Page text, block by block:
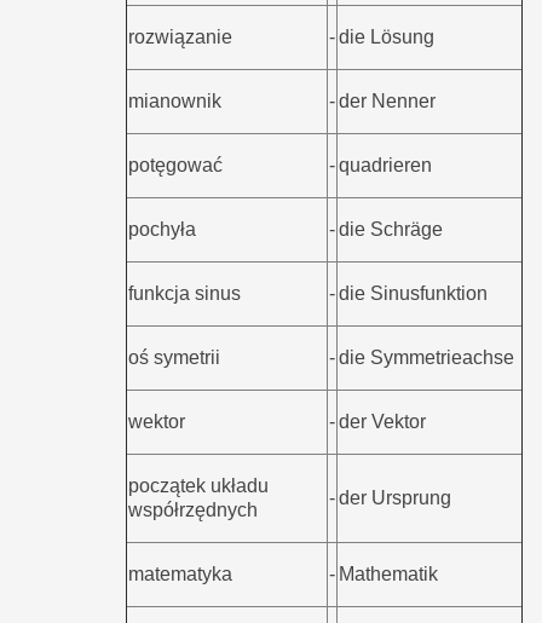
rozwiązanie -die Lösung
mianownik -der Nenner
potęgować -quadrieren
pochyła -die Schräge
funkcja sinus -die Sinusfunktion
oś symetrii -die Symmetrieachse
wektor -der Vektor
początek układu
współrzędnych
-der Ursprung
matematyka - Mathematik